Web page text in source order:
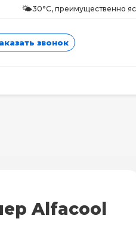
🌤️30°C, преимущественно
звонок
Alfacool